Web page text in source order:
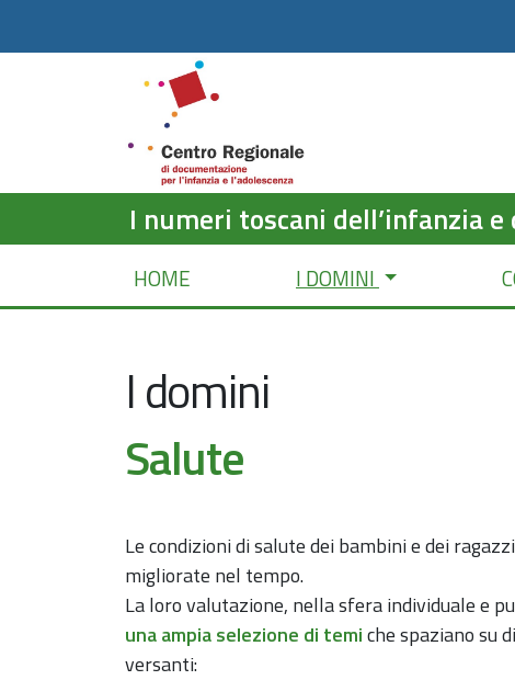
I numeri toscani dell’infanzia e
HOME I DOMINI
I domini
Salute
Le condizioni di salute dei bambini e dei
migliorate nel tempo.
La loro valutazione, nella sfera individuale e
una ampia selezione di temiche spaziano su
versanti: